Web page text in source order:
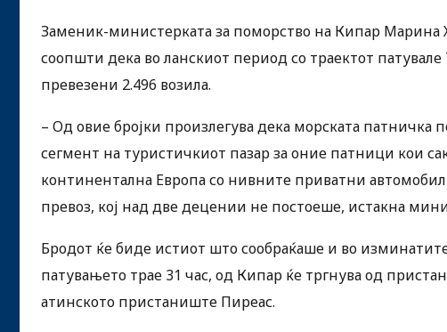
Заменик-министерката за поморство на Кипар
соопшти дека во ланскиот период со траектот
превезени 2.496 возила.
– Од овие бројки произлегува дека морската патничка
сегмент на туристичкиот пазар за оние патници кои
континентална Европа со нивните приватни
превоз, кој над две децении не постоеше, истакна
Бродот ќе биде истиот што сообраќаше и во
патувањето трае 31 час, од Кипар ќе тргнува од
атинското пристаниште Пиреас.